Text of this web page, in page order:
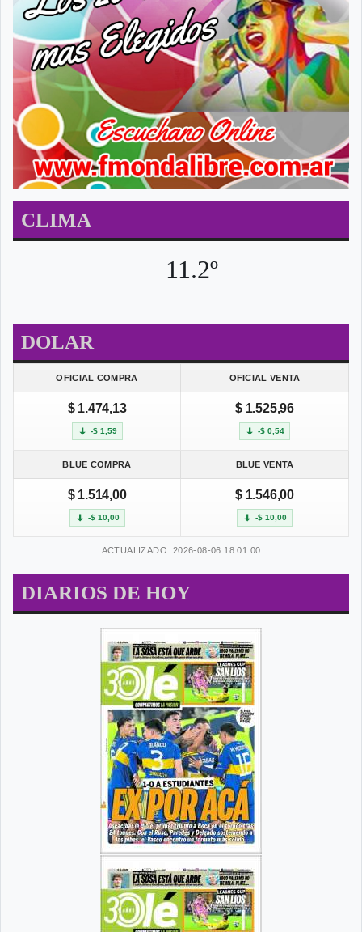
CLIMA
11.2º
DOLAR
OFICIAL COMPRA OFICIAL VENTA
$ 1.474,13
-$ 1,59
$ 1.525,96
-$ 0,54
BLUE COMPRA BLUE VENTA
$ 1.514,00
-$ 10,00
$ 1.546,00
-$ 10,00
ACTUALIZADO: 2026-08-06 18:01:00
DIARIOS DE HOY